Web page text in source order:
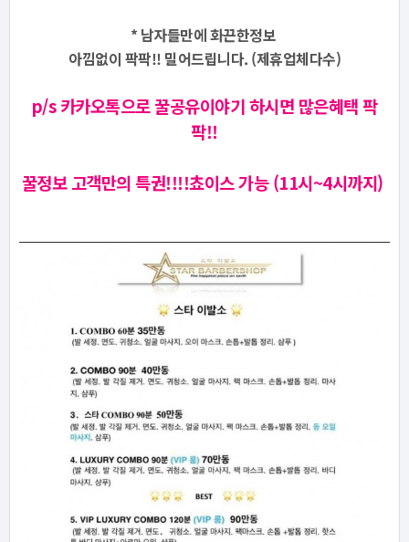
* 남자들만에 화끈한정보
아낌없이 팍팍!! 밀어드립니다. (제휴업체다수)
p/s 카카오톡으로 꿀공유이야기 하시면 많은혜택 팍
팍!!
꿀정보 고객만의 특권!!!!쵸이스 가능 (11시~4시까지)